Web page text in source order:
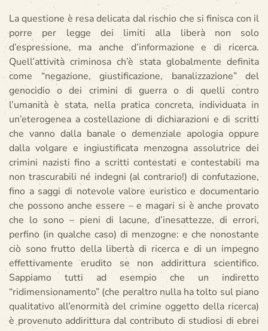
La questione è resa delicata dal rischio che si finisca con il
porre per legge dei limiti alla liberà non solo
d’espressione, ma anche d’informazione e di ricerca.
Quell’attività criminosa ch’è stata globalmente definita
come “negazione, giustificazione, banalizzazione” del
genocidio o dei crimini di guerra o di quelli contro
l’umanità è stata, nella pratica concreta, individuata in
un’eterogenea a costellazione di dichiarazioni e di scritti
che vanno dalla banale o demenziale apologia oppure
dalla volgare e ingiustificata menzogna assolutrice dei
crimini nazisti fino a scritti contestati e contestabili ma
non trascurabili né indegni (al contrario!) di confutazione,
fino a saggi di notevole valore euristico e documentario
che possono anche essere – e magari si è anche provato
che lo sono – pieni di lacune, d’inesattezze, di errori,
perfino (in qualche caso) di menzogne: e che nonostante
ciò sono frutto della libertà di ricerca e di un impegno
effettivamente erudito se non addirittura scientifico.
Sappiamo tutti ad esempio che un indiretto
“ridimensionamento” (che peraltro nulla ha tolto sul piano
qualitativo all’enormità del crimine oggetto della ricerca)
è provenuto addirittura dal contributo di studiosi di ebrei